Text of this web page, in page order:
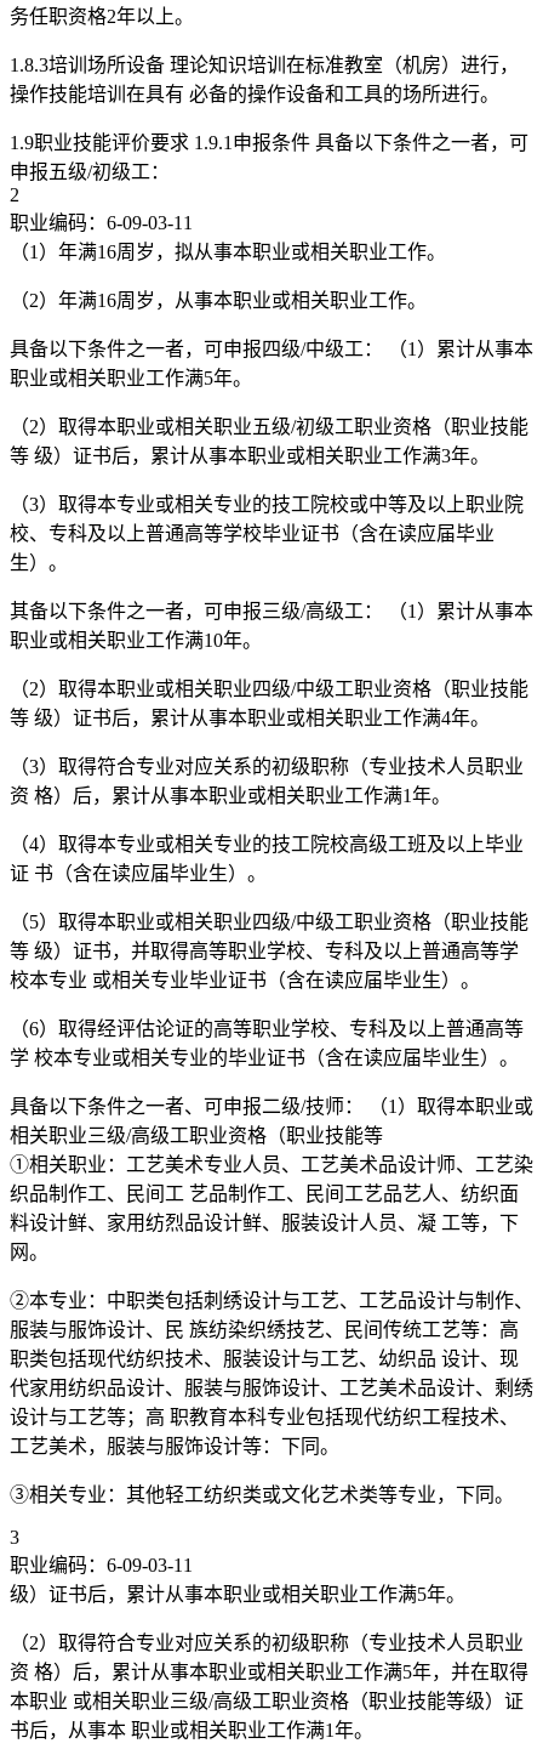
务任职资格2年以上。
1.8.3培训场所设备 理论知识培训在标准教室（机房）进行，
操作技能培训在具有 必备的操作设备和工具的场所进行。
1.9职业技能评价要求 1.9.1申报条件 具备以下条件之一者，可
申报五级/初级工：
2
职业编码：6-09-03-11
（1）年满16周岁，拟从事本职业或相关职业工作。
（2）年满16周岁，从事本职业或相关职业工作。
具备以下条件之一者，可申报四级/中级工： （1）累计从事本
职业或相关职业工作满5年。
（2）取得本职业或相关职业五级/初级工职业资格（职业技能
等 级）证书后，累计从事本职业或相关职业工作满3年。
（3）取得本专业或相关专业的技工院校或中等及以上职业院
校、专科及以上普通高等学校毕业证书（含在读应届毕业
生）。
其备以下条件之一者，可申报三级/高级工： （1）累计从事本
职业或相关职业工作满10年。
（2）取得本职业或相关职业四级/中级工职业资格（职业技能
等 级）证书后，累计从事本职业或相关职业工作满4年。
（3）取得符合专业对应关系的初级职称（专业技术人员职业
资 格）后，累计从事本职业或相关职业工作满1年。
（4）取得本专业或相关专业的技工院校高级工班及以上毕业
证 书（含在读应届毕业生）。
（5）取得本职业或相关职业四级/中级工职业资格（职业技能
等 级）证书，并取得高等职业学校、专科及以上普通高等学
校本专业 或相关专业毕业证书（含在读应届毕业生）。
（6）取得经评估论证的高等职业学校、专科及以上普通高等
学 校本专业或相关专业的毕业证书（含在读应届毕业生）。
具备以下条件之一者、可申报二级/技师： （1）取得本职业或
相关职业三级/高级工职业资格（职业技能等
①相关职业：工艺美术专业人员、工艺美术品设计师、工艺染
织品制作工、民间工 艺品制作工、民间工艺品艺人、纺织面
料设计鲜、家用纺烈品设计鲜、服装设计人员、凝 工等，下
网。
②本专业：中职类包括刺绣设计与工艺、工艺品设计与制作、
服装与服饰设计、民 族纺染织绣技艺、民间传统工艺等：高
职类包括现代纺织技术、服装设计与工艺、幼织品 设计、现
代家用纺织品设计、服装与服饰设计、工艺美术品设计、剩绣
设计与工艺等；高 职教育本科专业包括现代纺织工程技术、
工艺美术，服装与服饰设计等：下同。
③相关专业：其他轻工纺织类或文化艺术类等专业，下同。
3
职业编码：6-09-03-11
级）证书后，累计从事本职业或相关职业工作满5年。
（2）取得符合专业对应关系的初级职称（专业技术人员职业
资 格）后，累计从事本职业或相关职业工作满5年，并在取得
本职业 或相关职业三级/高级工职业资格（职业技能等级）证
书后，从事本 职业或相关职业工作满1年。